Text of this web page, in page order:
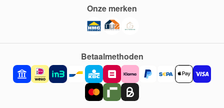
Betaalmethoden
Onze merken